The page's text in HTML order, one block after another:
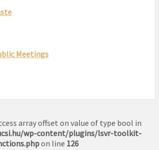
Meetings
array offset on value of type bool in
wp-content/plugins/lsvr-toolkit-
on line 126